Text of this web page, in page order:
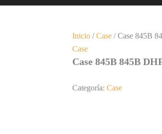
Inicio /Case / Case 845B
Case
Case 845B 845B
Categoría:Case